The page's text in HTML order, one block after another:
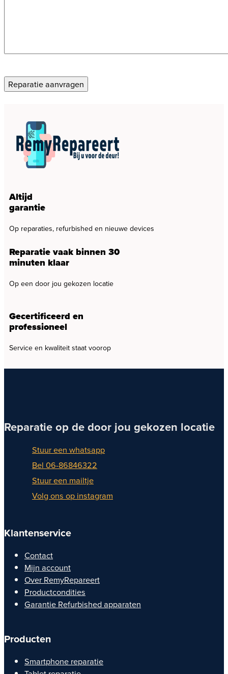
Reparatie aanvragen
Altijd
garantie
Op reparaties, refurbished en nieuwe devices
Reparatie vaak binnen 30
minuten klaar
Op een door jou gekozen locatie
Gecertificeerd en
professioneel
Service en kwaliteit staat voorop
Reparatie op de door jou gekozen locatie
Stuur een whatsapp
Bel 06-86846322
Stuur een mailtje
Volg ons op instagram
Klantenservice
Contact
Mijn account
Over RemyRepareert
Productcondities
Garantie Refurbished apparaten
Producten
Smartphone reparatie